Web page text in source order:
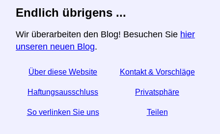
Endlich übrigens ...
Wir überarbeiten den Blog! Besuchen Sie hier
unseren neuen Blog.
Über diese Website Kontakt & Vorschläge
Haftungsausschluss Privatsphäre
So verlinken Sie uns Teilen